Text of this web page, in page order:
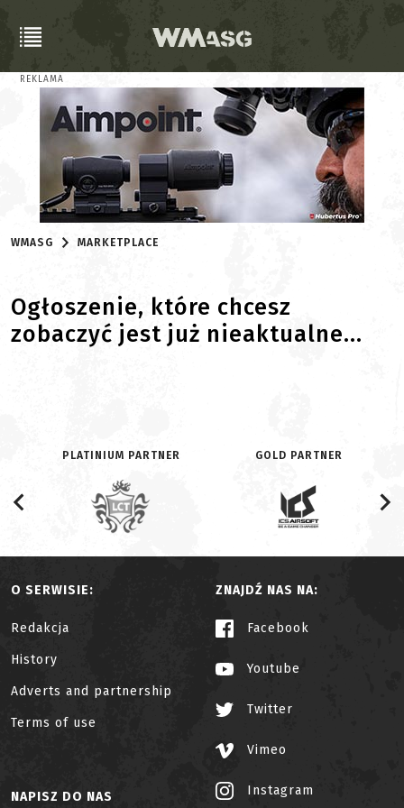
REKLAMA
WMASG MARKETPLACE
Ogłoszenie, które chcesz
zobaczyć jest już nieaktualne...
PLATINIUM PARTNER GOLD PARTNER
O SERWISIE:
Redakcja
History
Adverts and partnership
Terms of use
ZNAJDŹ NAS NA:
Facebook
Youtube
Twitter
Vimeo
Instagram
NAPISZ DO NAS